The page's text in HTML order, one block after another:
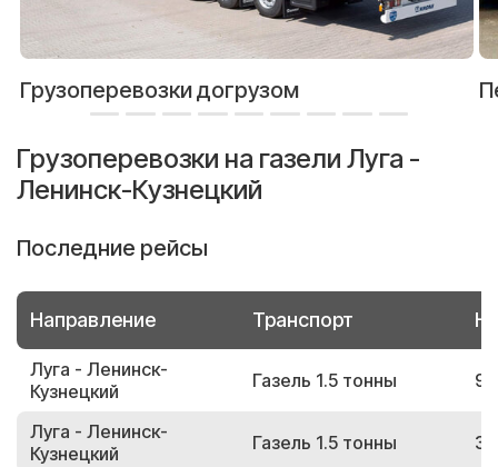
Грузоперевозки догрузом
Грузоперевозки на газели Луга -
Ленинск-Кузнецкий
Последние рейсы
Направление Транспорт
Луга - Ленинск-
Кузнецкий
Газель 1.5 тонны
Луга - Ленинск-
Кузнецкий
Газель 1.5 тонны